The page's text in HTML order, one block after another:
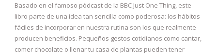
Basado en el famoso pódcast de la BBC Just One Thing, este
libro parte de una idea tan sencilla como poderosa: los hábitos
fáciles de incorporar en nuestra rutina son los que realmente
producen beneficios. Pequeños gestos cotidianos como cantar,
comer chocolate o llenar tu casa de plantas pueden tener